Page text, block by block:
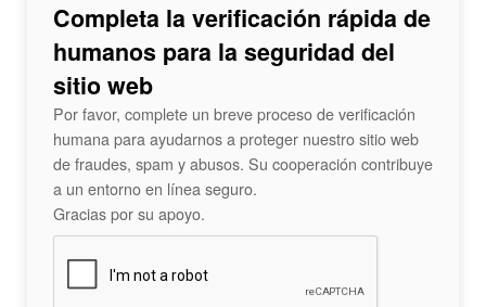
Completa la verificación rápida de
humanos para la seguridad del
sitio web
Por favor, complete un breve proceso de verificación
humana para ayudarnos a proteger nuestro sitio web
de fraudes, spam y abusos. Su cooperación contribuye
a un entorno en línea seguro.
Gracias por su apoyo.